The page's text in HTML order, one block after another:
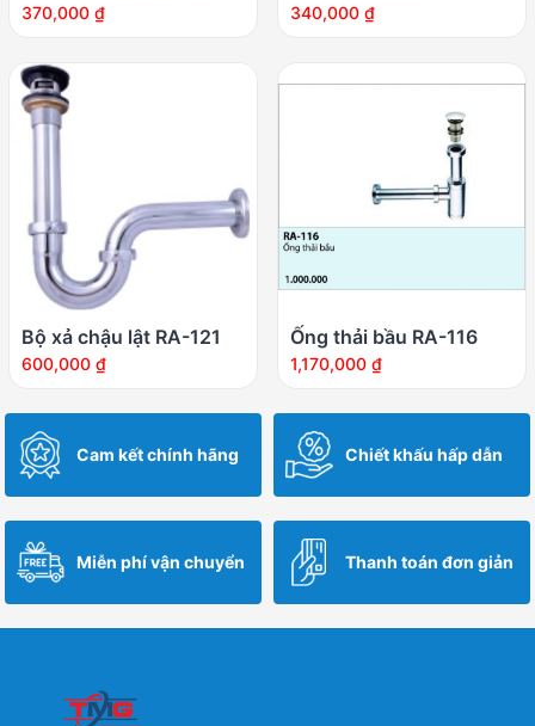
370,000 ₫ 340,000 ₫
Bộ xả chậu lật RA-121
600,000 ₫
Ống thải bầu RA-116
1,170,000 ₫
Cam kết chính hãng Chiết khấu hấp dẫn
Miễn phí vận chuyển Thanh toán đơn giản